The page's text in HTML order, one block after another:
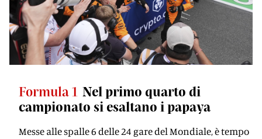
Formula 1 Nel primo quarto di
campionato si esaltano i papaya
Messe alle spalle 6 delle 24 gare del Mondiale, è tempo